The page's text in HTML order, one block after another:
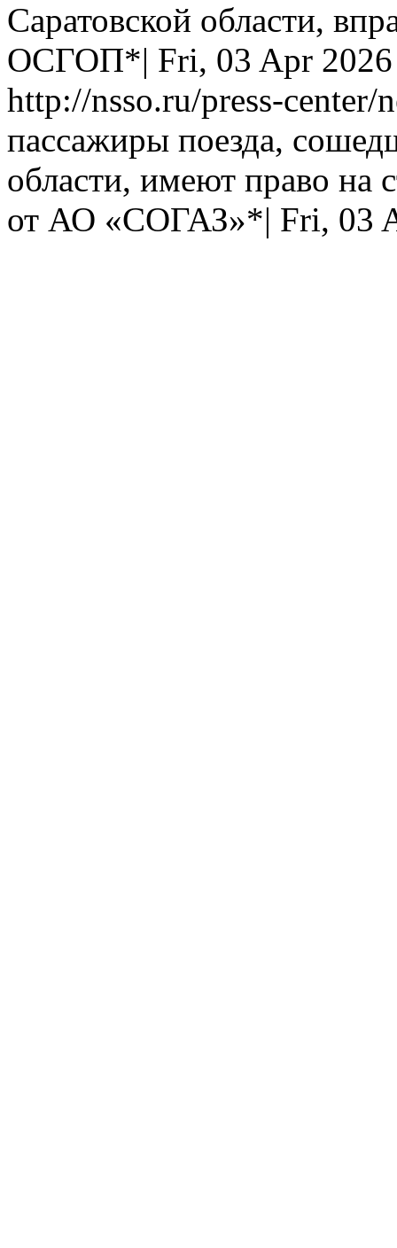
Саратовской области,
ОСГОП*| Fri, 03 Apr
http://nsso.ru/press-center/
пассажиры поезда,
области, имеют право
от АО «СОГАЗ»*| Fri, 03